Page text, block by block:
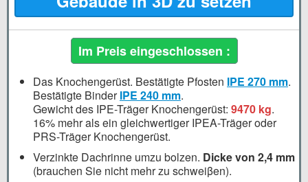
Im Preis eingeschlossen :
Das Knochengerüst. Bestätigte Pfosten IPE 270 mm.
Bestätigte BinderIPE 240 mm.
Gewicht des IPE-Träger Knochengerüst: 9470 kg.
16% mehr als ein gleichwertiger IPEA-Träger oder
PRS-Träger Knochengerüst.
Verzinkte Dachrinne umzu bolzen. Dicke von 2,4 mm
(brauchen Sie nicht mehr zu schweiβen).